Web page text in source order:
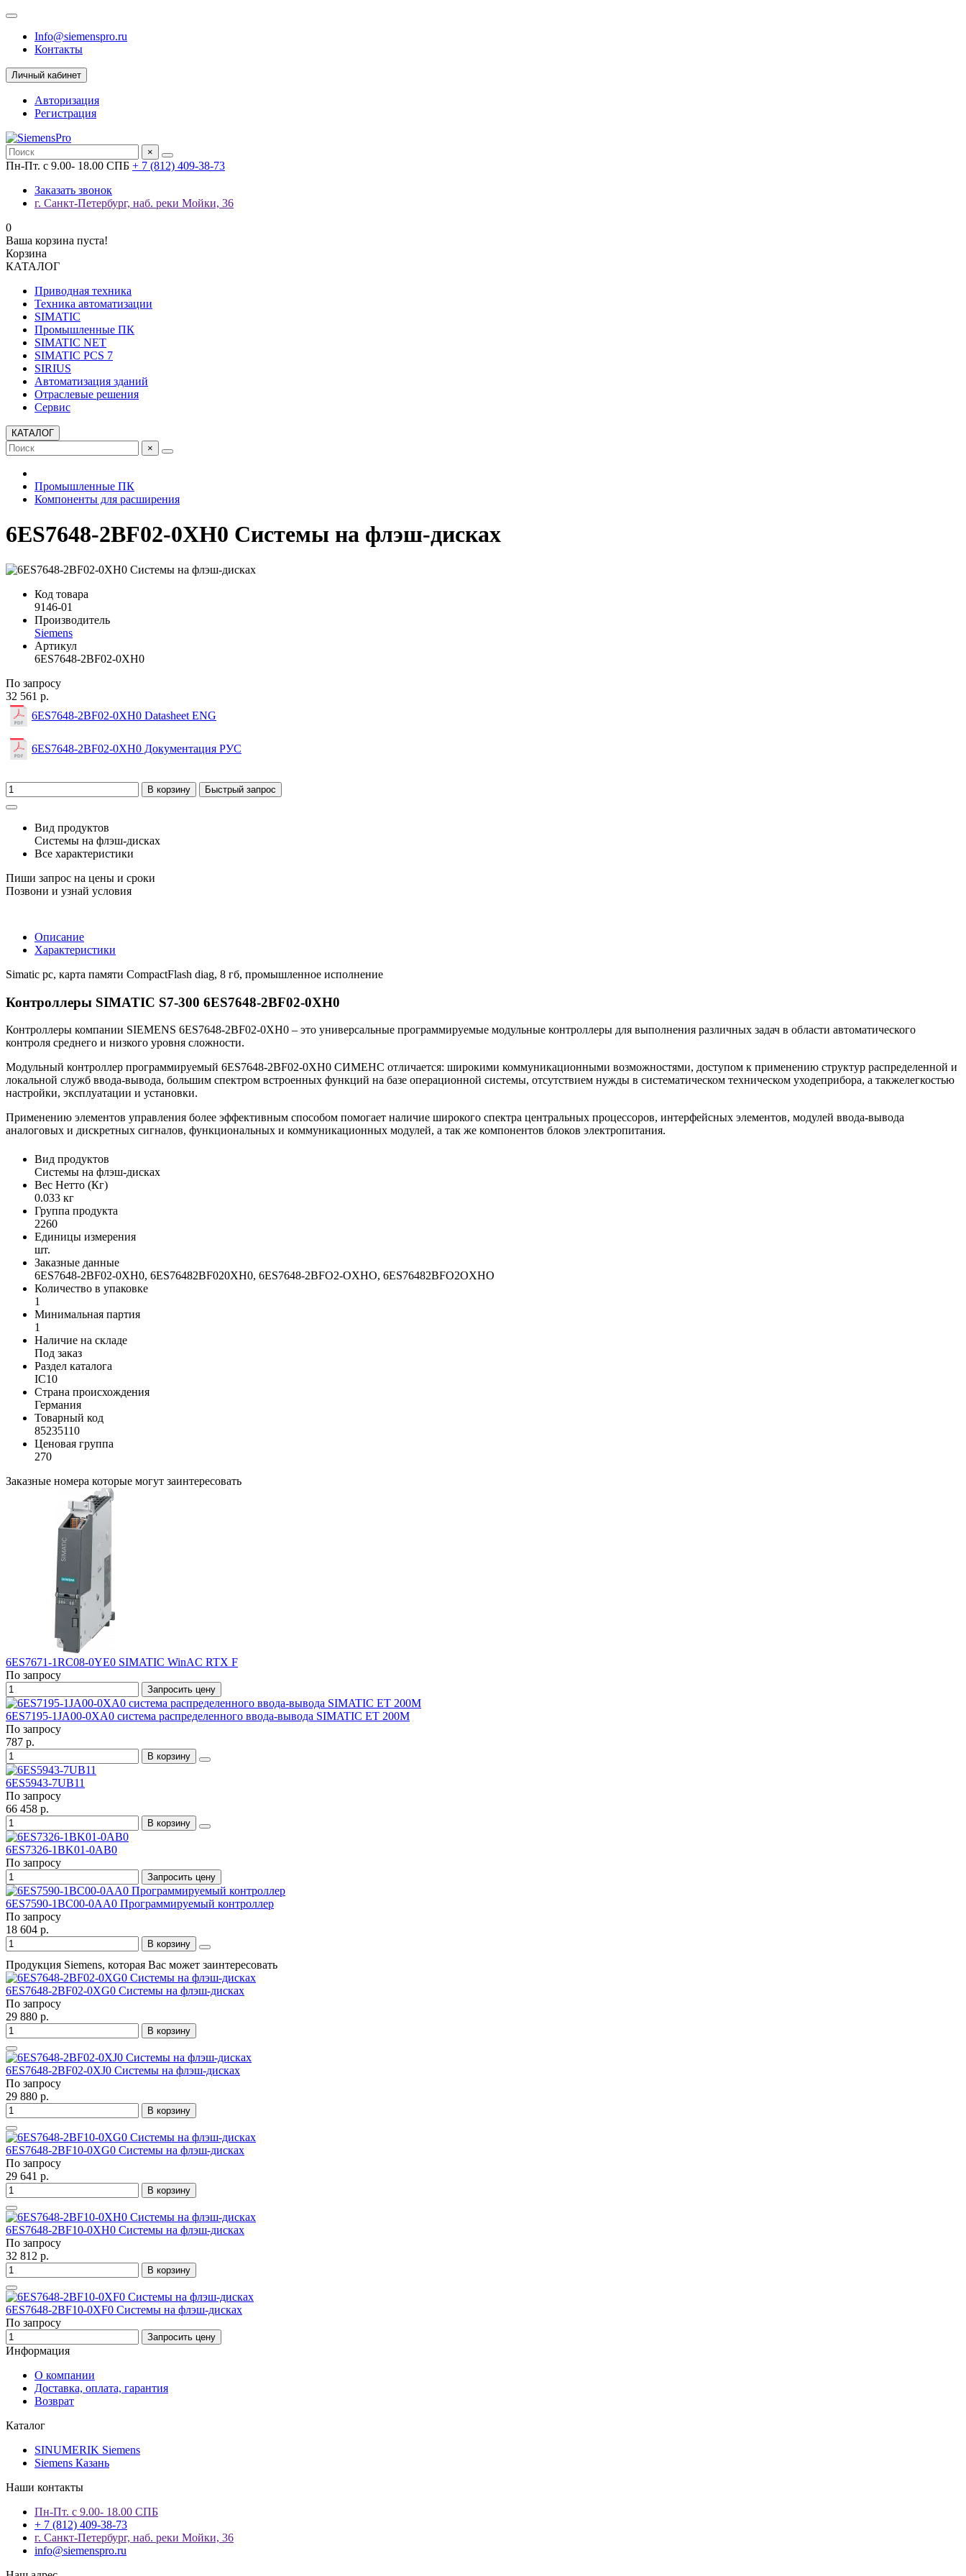
Info@siemenspro.ru
Контакты
Личный кабинет
Авторизация
Регистрация
×
Пн-Пт. с 9.00- 18.00 СПБ + 7 (812) 409-38-73
Заказать звонок
г. Санкт-Петербург, наб. реки Мойки, 36
0
Ваша корзина пуста!
Корзина
КАТАЛОГ
Приводная техника
Техника автоматизации
SIMATIC
Промышленные ПК
SIMATIC NET
SIMATIC PCS 7
SIRIUS
Автоматизация зданий
Отраслевые решения
Сервис
КАТАЛОГ
×
Промышленные ПК
Компоненты для расширения
6ES7648-2BF02-0XH0 Системы на флэш-дисках
Код товара
9146-01
Производитель
Siemens
Артикул
6ES7648-2BF02-0XH0
По запросу
32 561 р.
6ES7648-2BF02-0XH0 Datasheet ENG
6ES7648-2BF02-0XH0 Документация РУС
В корзину Быстрый запрос
Вид продуктов
Системы на флэш-дисках
Все характеристики
Пиши запрос на цены и сроки
Позвони и узнай условия
Описание
Характеристики
Simatic pc, карта памяти CompactFlash diag, 8 гб, промышленное исполнение
Контроллеры SIMATIC S7-300 6ES7648-2BF02-0XH0
Контроллеры компании SIEMENS 6ES7648-2BF02-0XH0 – это универсальные программируемые модульные контроллеры для выполнения различных задач в области автоматического
контроля среднего и низкого уровня сложности.
Модульный контроллер программируемый 6ES7648-2BF02-0XH0 СИМЕНС отличается: широкими коммуникационными возможностями, доступом к применению структур распределенной и
локальной служб ввода-вывода, большим спектром встроенных функций на базе операционной системы, отсутствием нужды в систематическом техническом уходеприбора, а такжелегкостью
настройки, эксплуатации и установки.
Применению элементов управления более эффективным способом помогает наличие широкого спектра центральных процессоров, интерфейсных элементов, модулей ввода-вывода
аналоговых и дискретных сигналов, функциональных и коммуникационных модулей, а так же компонентов блоков электропитания.
Вид продуктов
Системы на флэш-дисках
Вес Нетто (Кг)
0.033 кг
Группа продукта
2260
Единицы измерения
шт.
Заказные данные
6ES7648-2BF02-0XH0, 6ES76482BF020XH0, 6ES7648-2BFO2-OXHO, 6ES76482BFO2OXHO
Количество в упаковке
1
Минимальная партия
1
Наличие на складе
Под заказ
Раздел каталога
IC10
Страна происхождения
Германия
Товарный код
85235110
Ценовая группа
270
Заказные номера которые могут заинтересовать
6ES7671-1RC08-0YE0 SIMATIC WinAC RTX F
По запросу
Запросить цену
6ES7195-1JA00-0XA0 система распределенного ввода-вывода SIMATIC ET 200M
По запросу
787 р.
В корзину
6ES5943-7UB11
По запросу
66 458 р.
В корзину
6ES7326-1BK01-0AB0
По запросу
Запросить цену
6ES7590-1BC00-0AA0 Программируемый контроллер
По запросу
18 604 р.
В корзину
Продукция Siemens, которая Вас может заинтересовать
6ES7648-2BF02-0XG0 Системы на флэш-дисках
По запросу
29 880 р.
В корзину
6ES7648-2BF02-0XJ0 Системы на флэш-дисках
По запросу
29 880 р.
В корзину
6ES7648-2BF10-0XG0 Системы на флэш-дисках
По запросу
29 641 р.
В корзину
6ES7648-2BF10-0XH0 Системы на флэш-дисках
По запросу
32 812 р.
В корзину
6ES7648-2BF10-0XF0 Системы на флэш-дисках
По запросу
Запросить цену
Информация
О компании
Доставка, оплата, гарантия
Возврат
Каталог
SINUMERIK Siemens
Siemens Казань
Наши контакты
Пн-Пт. с 9.00- 18.00 СПБ
+ 7 (812) 409-38-73
г. Санкт-Петербург, наб. реки Мойки, 36
info@siemenspro.ru